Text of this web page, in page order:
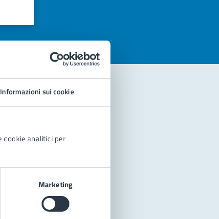
Informazioni sui cookie
cookie analitici per
Marketing